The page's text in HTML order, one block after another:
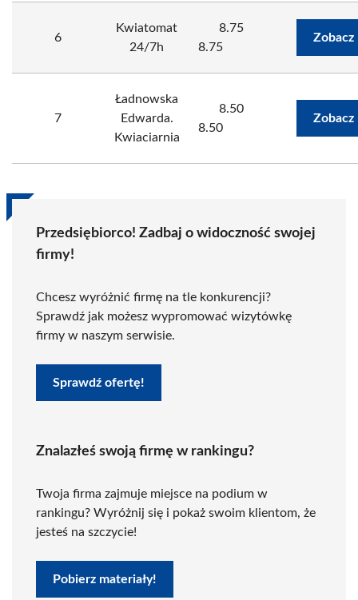
6
Kwiatomat
24/7h
8.75
8.75
Zobacz
7
Ładnowska
Edwarda.
Kwiaciarnia
8.50
8.50
Zobacz
Przedsiębiorco! Zadbaj o widoczność swojej
firmy!
Chcesz wyróżnić firmę na tle konkurencji?
Sprawdź jak możesz wypromować wizytówkę
firmy w naszym serwisie.
Sprawdź ofertę!
Znalazłeś swoją firmę w rankingu?
Twoja firma zajmuje miejsce na podium w
rankingu? Wyróżnij się i pokaż swoim klientom, że
jesteś na szczycie!
Pobierz materiały!